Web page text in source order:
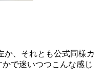
か、それとも公式同様カ
で迷いつつこんな感じ